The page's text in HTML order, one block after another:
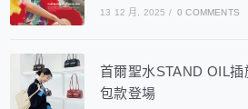
13 12 月, 2025 / 0 COMMENTS
首爾聖水STAND OIL
包款登場